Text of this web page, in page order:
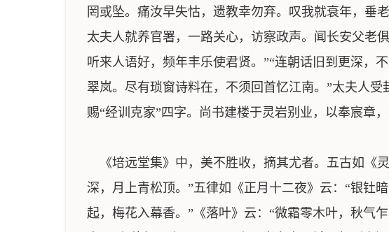
罔或坠。痛汝早失怙，遗教幸勿弃。叹我就衰年，垂
太夫人就养官署，一路关心，访察政声。闻长安父老
听来人语好，频年丰乐使君贤。”“连朝话旧到更深，
翠岚。尽有琐窗诗料在，不须回首忆江南。”太夫人
赐“经训克家”四字。尚书建楼于灵岩别业，以奉宸章
《培远堂集》中，美不胜收，摘其尤者。五古如《
深，月上青松顶。”五律如《正月十二夜》云：“银钍
起，梅花入幕香。”《落叶》云：“微霜零木叶，秋气